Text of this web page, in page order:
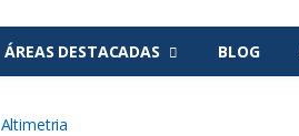
ÁREAS DESTACADAS BLOG
Altimetria